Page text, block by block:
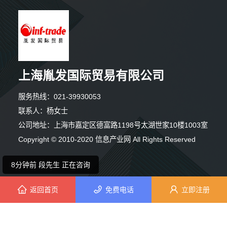
上海胤发国际贸易有限公司
服务热线：021-39930053
联系人：杨女士
公司地址：上海市嘉定区德富路1198号太湖世家10楼1003室
Copyright © 2010-2020 信息产业网 All Rights Reserved
1分钟前 马先生 正在咨询
3分钟前 廖女士 正在咨询
8分钟前 段先生 正在咨询
1分钟前 卢女士 正在咨询
返回首页 免费电话 立即注册
无